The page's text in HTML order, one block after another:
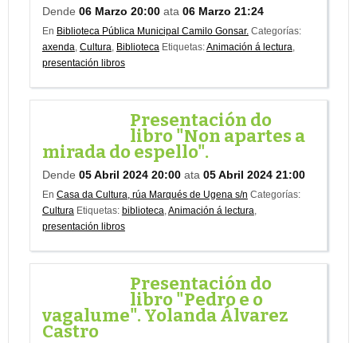
Dende 06 Marzo 20:00 ata 06 Marzo 21:24
En Biblioteca Pública Municipal Camilo Gonsar. Categorías:
axenda, Cultura, Biblioteca Etiquetas:Animación á lectura,
presentación libros
Presentación do
libro "Non apartes a
mirada do espello".
Dende 05 Abril 2024 20:00 ata 05 Abril 2024 21:00
En Casa da Cultura, rúa Marqués de Ugena s/n Categorías:
Cultura Etiquetas: biblioteca,Animación á lectura,
presentación libros
Presentación do
libro "Pedro e o
vagalume". Yolanda Álvarez
Castro